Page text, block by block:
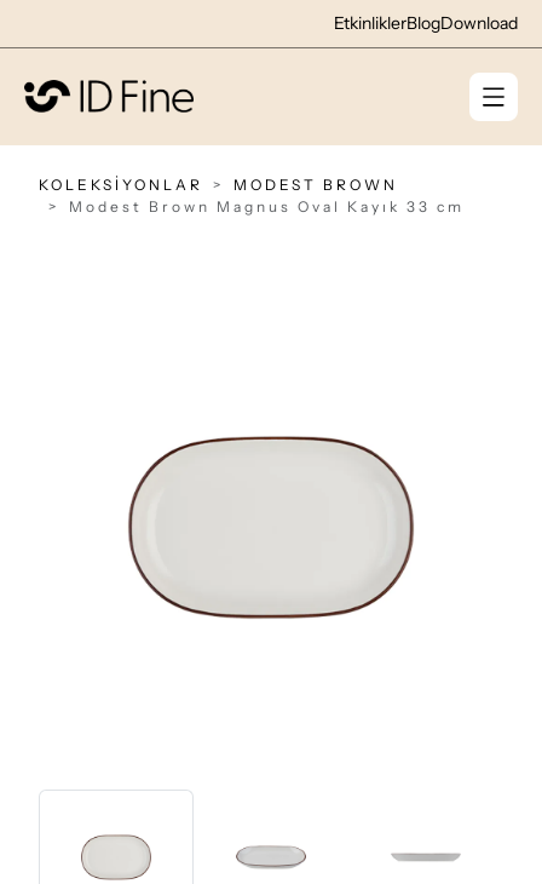
EtkinliklerBlogDownload
KOLEKSİYONLAR
MODEST BROWN
Modest Brown Magnus Oval Kayık 33 cm